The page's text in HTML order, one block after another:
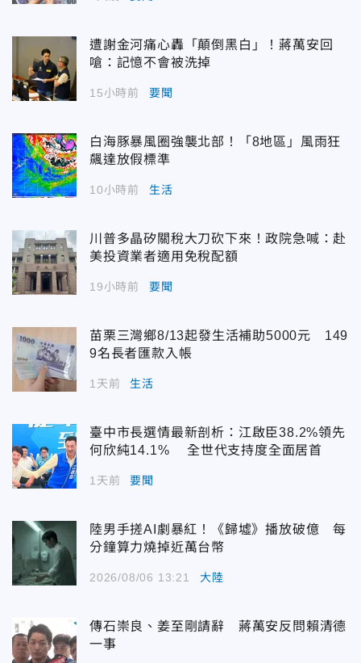
遭謝金河痛心轟「顛倒黑白」！蔣萬安回
嗆：記憶不會被洗掉
15小時前 要聞
白海豚暴風圈強襲北部！「8地區」風雨狂
飆達放假標準
10小時前 生活
川普多晶矽關稅大刀砍下來！政院急喊：赴
美投資業者適用免稅配額
19小時前 要聞
苗栗三灣鄉8/13起發生活補助5000元 149
9名長者匯款入帳
1天前 生活
臺中市長選情最新剖析：江啟臣38.2%領先
何欣純14.1% 全世代支持度全面居首
1天前 要聞
陸男手搓AI劇暴紅！《歸墟》播放破億 每
分鐘算力燒掉近萬台幣
2026/08/06 13:21 大陸
傳石崇良、姜至剛請辭 蔣萬安反問賴清德
一事